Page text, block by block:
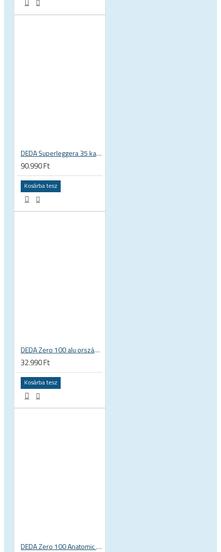
DEDA Superleggera 35 karbon országúti kormány
90.990 Ft
Kosárba tesz
DEDA Zero 100 alu országúti kerékpár kormány
32.990 Ft
Kosárba tesz
DEDA Zero 100 Anatomic alu országúti kormány